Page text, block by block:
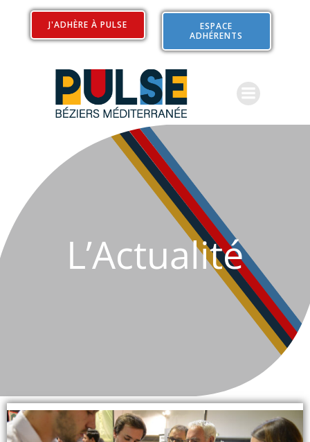
Aller
contenu
J'ADHÈRE À PULSE
ESPACE
ADHÉRENTS
L’Actualité